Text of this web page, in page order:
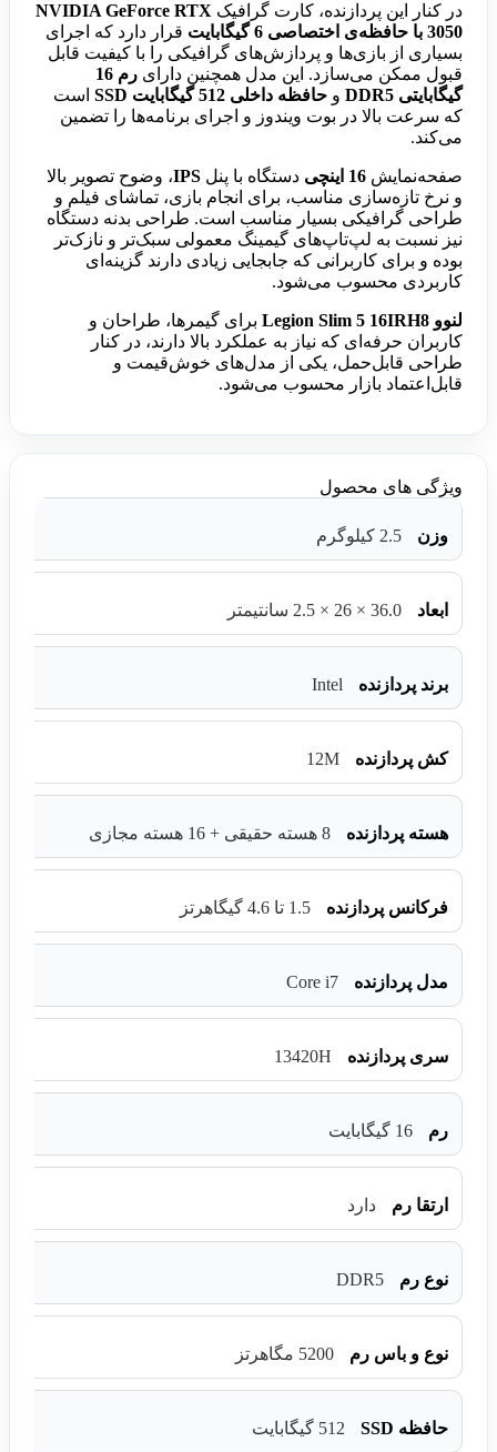
در کنار این پردازنده، کارت گرافیک NVIDIA GeForce RTX
3050 با حافظه‌ی اختصاصی 6 گیگابایت
قرار دارد که اجرای
بسیاری از بازی‌ها و پردازش‌های گرافیکی را با کیفیت قابل
قبول ممکن می‌سازد. این مدل همچنین دارای
رم 16
گیگابایتی DDR5
و حافظه داخلی 512 گیگابایت SSD
است
که سرعت بالا در بوت ویندوز و اجرای برنامه‌ها را تضمین
می‌کند.
صفحه‌نمایش 16 اینچی دستگاه با پنل IPS، وضوح تصویر بالا
و نرخ‌ تازه‌سازی مناسب، برای انجام بازی، تماشای فیلم و
طراحی گرافیکی بسیار مناسب است. طراحی بدنه دستگاه
نیز نسبت به لپ‌تاپ‌های گیمینگ معمولی سبک‌تر و نازک‌تر
بوده و برای کاربرانی که جابجایی زیادی دارند گزینه‌ای
کاربردی محسوب می‌شود.
لنوو Legion Slim 5 16IRH8
برای گیمرها، طراحان و
کاربران حرفه‌ای که نیاز به عملکرد بالا دارند، در کنار
طراحی قابل‌حمل، یکی از مدل‌های خوش‌قیمت و
قابل‌اعتماد بازار محسوب می‌شود.
ویژگی های محصول
وزن 2.5 کیلوگرم
ابعاد 36.0 × 26 × 2.5 سانتیمتر
برند پردازنده Intel
کش پردازنده 12M
هسته پردازنده 8 هسته حقیقی + 16 هسته مجازی
فرکانس پردازنده 1.5 تا 4.6 گیگاهرتز
مدل پردازنده Core i7
سری پردازنده 13420H
رم 16 گیگابایت
ارتقا رم دارد
نوع رم DDR5
نوع و باس رم 5200 مگاهرتز
حافظه SSD 512 گیگابایت